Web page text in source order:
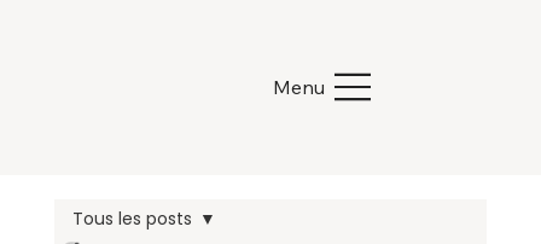
Menu
Tous les posts